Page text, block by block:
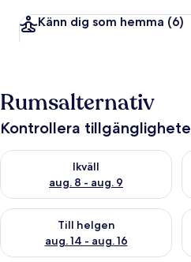
Känn dig som hemma (6)
Rumsalternativ
Kontrollera
Ikväll
aug. 8 - aug. 9
Kontrollera tillgängligheten för
Till helgen
aug. 14 - aug. 16
Kontrollera tillgängligheten för